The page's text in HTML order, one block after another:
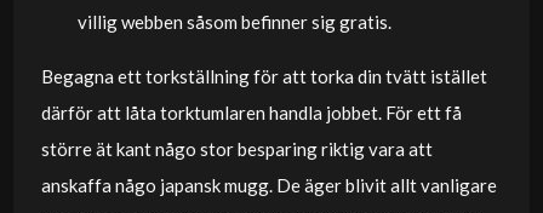
villig webben såsom befinner sig gratis.
Begagna ett torkställning för att torka din tvätt istället
därför att låta torktumlaren handla jobbet. För ett få
större ät kant någo stor besparing riktig vara att
anskaffa någo japansk mugg. De äger blivit allt vanligare